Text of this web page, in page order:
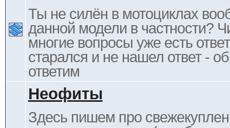
Ты не силён в мотоциклах
данной модели в частности?
многие вопросы уже есть
старался и не нашел ответ -
ответим
Неофиты
Здесь пишем про